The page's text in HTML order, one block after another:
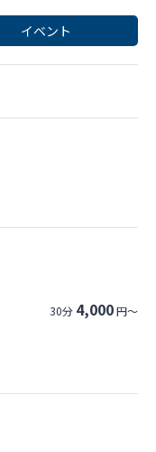
イベント
30分 4,000円～